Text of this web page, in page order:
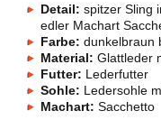
Detail: spitzer Sling
edler Machart
Farbe: dunkelbraun
Material: Glattleder
Futter: Lederfutter
Sohle: Ledersohle
Machart: Sacchetto